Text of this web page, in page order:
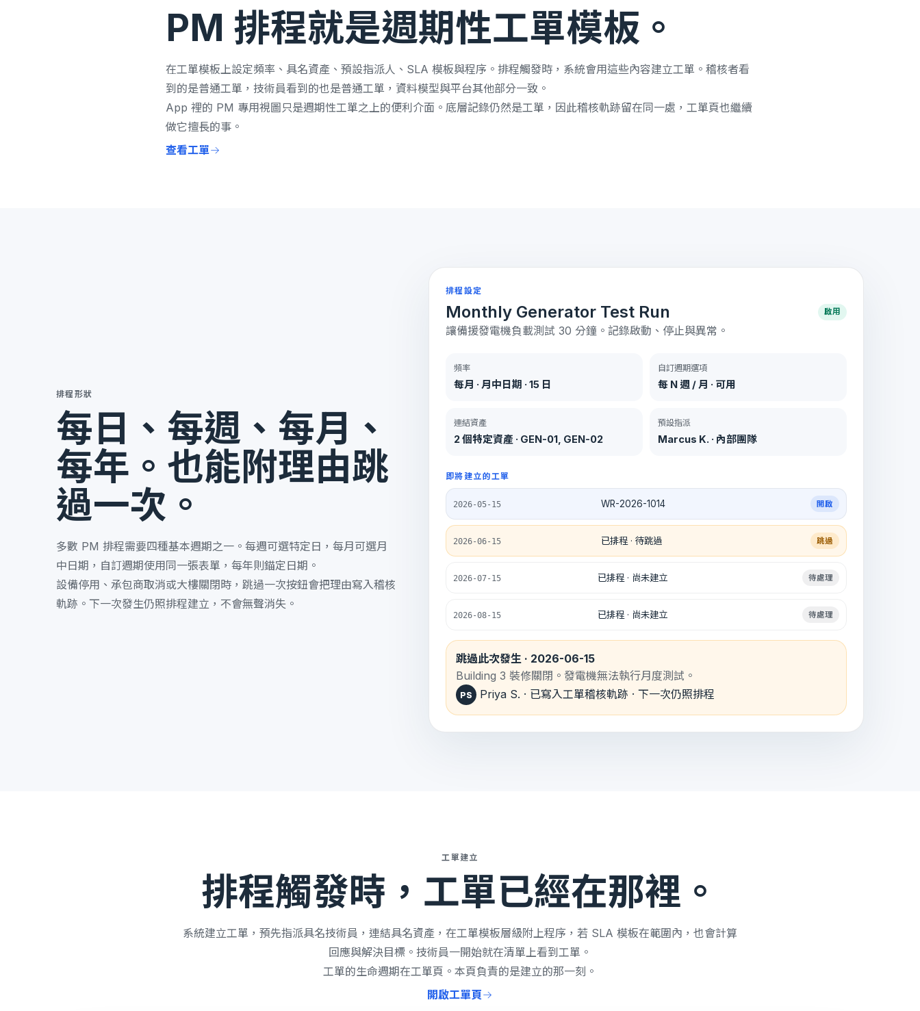
PM 排程就是週期性工單模板。
在工單模板上設定頻率、具名資產、預設指派人、SLA 模板與程序。排程觸發時，系統會用這些內容建立工單。稽核者看
到的是普通工單，技術員看到的也是普通工單，資料模型與平台其他部分一致。
App 裡的 PM 專用視圖只是週期性工單之上的便利介面。底層記錄仍然是工單，因此稽核軌跡留在同一處，工單頁也繼續
做它擅長的事。
查看工單
排程形狀
每日、每週、每月、
每年。也能附理由跳
過一次。
多數 PM 排程需要四種基本週期之一。每週可選特定日，每月可選月
中日期，自訂週期使用同一張表單，每年則錨定日期。
設備停用、承包商取消或大樓關閉時，跳過一次按鈕會把理由寫入稽核
軌跡。下一次發生仍照排程建立，不會無聲消失。
排程設定
Monthly Generator Test Run
讓備援發電機負載測試 30 分鐘。記錄啟動、停止與異常。
啟用
頻率
每月 · 月中日期 · 15 日
自訂週期選項
每 N 週 / 月 · 可用
連結資產
2 個特定資產 · GEN-01, GEN-02
預設指派
Marcus K. · 內部團隊
即將建立的工單
2026-05-15 WR-2026-1014 開啟
2026-06-15 已排程 · 待跳過 跳過
2026-07-15 已排程 · 尚未建立 待處理
2026-08-15 已排程 · 尚未建立 待處理
跳過此次發生 · 2026-06-15
Building 3 裝修關閉。發電機無法執行月度測試。
PS Priya S. · 已寫入工單稽核軌跡 · 下一次仍照排程
工單建立
排程觸發時，工單已經在那裡。
系統建立工單，預先指派具名技術員，連結具名資產，在工單模板層級附上程序，若 SLA 模板在範圍內，也會計算
回應與解決目標。技術員一開始就在清單上看到工單。
工單的生命週期在工單頁。本頁負責的是建立的那一刻。
開啟工單頁